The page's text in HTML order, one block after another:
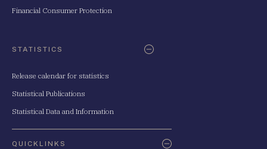
Financial Consumer Protection
STATISTICS
Release calendar for statistics
Statistical Publications
Statistical Data and Information
QUICKLINKS